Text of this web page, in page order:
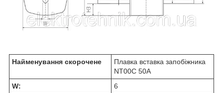
Найменування скорочене
Плавка вставка запобіжника
NT00С 50А
W:
6